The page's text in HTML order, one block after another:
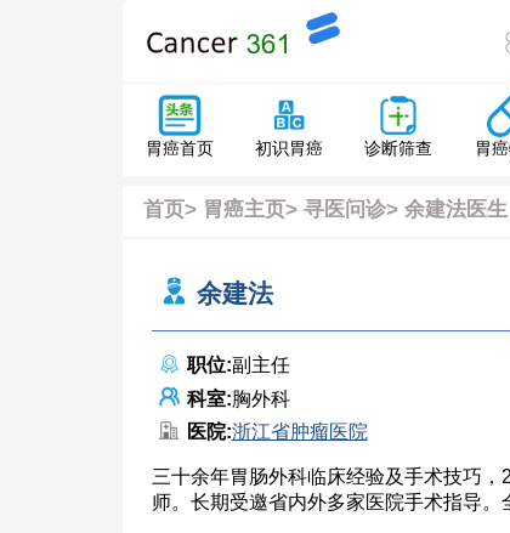
胃癌首页 初识胃癌 诊断筛查 胃
首页> 胃癌主页> 寻医问诊> 余建法医生
余建法
职位:副主任
科室:胸外科
医院:浙江省肿瘤医院
三十余年胃肠外科临床经验及手术技巧
师。长期受邀省内外多家医院手术指导